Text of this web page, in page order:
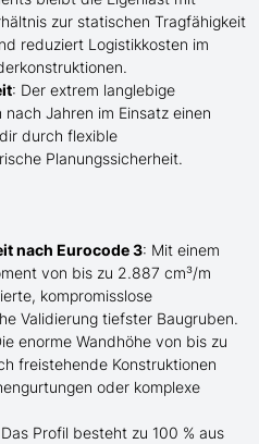
zur statischen Tragfähigkeit
reduziert Logistikkosten im
: Der extrem langlebige
Jahren im Einsatz einen
durch flexible
Planungssicherheit.
nach Eurocode 3: Mit einem
von bis zu 2.887 cm³/m
kompromisslose
Validierung tiefster Baugruben.
enorme Wandhöhe von bis zu
freistehende Konstruktionen
oder komplexe
Profil besteht zu 100 % aus